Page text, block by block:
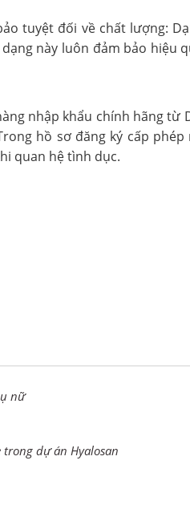
tuyệt đối về chất lượng:
này luôn đảm bảo hiệu
nhập khẩu chính hãng từ
hồ sơ đăng ký cấp
quan hệ tình dục.
nữ
dự án Hyalosan